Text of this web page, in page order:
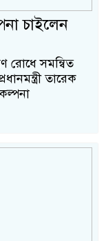
চাইলেন
রোধে সমন্বিত
তারেক